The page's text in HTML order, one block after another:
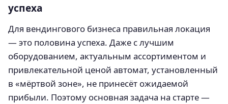
успеха
Для вендингового бизнеса правильная локация
— это половина успеха. Даже с лучшим
оборудованием, актуальным ассортиментом и
привлекательной ценой автомат, установленный
в «мёртвой зоне», не принесёт ожидаемой
прибыли. Поэтому основная задача на старте —